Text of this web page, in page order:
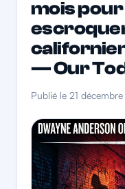
mois pour
— Our
Publié le 21